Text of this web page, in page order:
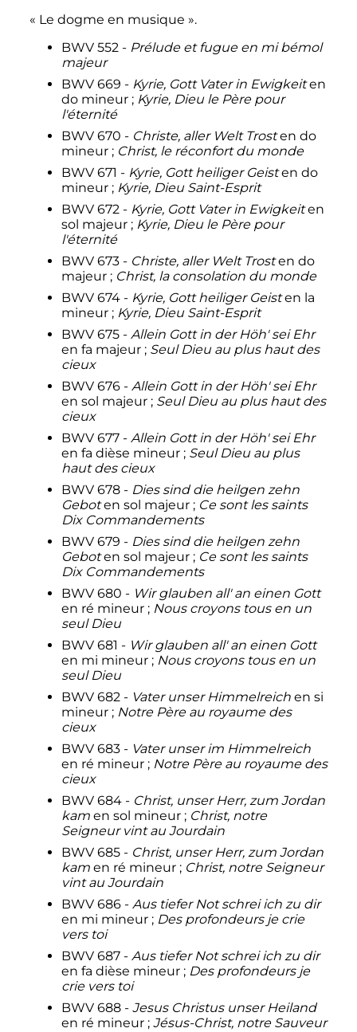
« Le dogme en musique ».
BWV 552 - Prélude et fugue en mi bémol
majeur
BWV 669 - Kyrie, Gott Vater in Ewigkeiten
do mineur ; Kyrie, Dieu le Père pour
l'éternité
BWV 670 - Christe, aller Welt Trosten do
mineur ; Christ, le réconfort du monde
BWV 671 - Kyrie, Gott heiliger Geisten do
mineur ; Kyrie, Dieu Saint-Esprit
BWV 672 - Kyrie, Gott Vater in Ewigkeiten
sol majeur ; Kyrie, Dieu le Père pour
l'éternité
BWV 673 - Christe, aller Welt Trosten do
majeur ; Christ, la consolation du monde
BWV 674 - Kyrie, Gott heiliger Geisten la
mineur ; Kyrie, Dieu Saint-Esprit
BWV 675 - Allein Gott in der Höh' sei Ehr
en fa majeur ; Seul Dieu au plus haut des
cieux
BWV 676 - Allein Gott in der Höh' sei Ehr
en sol majeur ; Seul Dieu au plus haut des
cieux
BWV 677 - Allein Gott in der Höh' sei Ehr
en fa dièse mineur ; Seul Dieu au plus
haut des cieux
BWV 678 - Dies sind die heilgen zehn
Geboten sol majeur ; Ce sont les saints
Dix Commandements
BWV 679 - Dies sind die heilgen zehn
Geboten sol majeur ; Ce sont les saints
Dix Commandements
BWV 680 - Wir glauben all' an einen Gott
en ré mineur ; Nous croyons tous en un
seul Dieu
BWV 681 - Wir glauben all' an einen Gott
en mi mineur ; Nous croyons tous en un
seul Dieu
BWV 682 - Vater unser Himmelreichen si
mineur ; Notre Père au royaume des
cieux
BWV 683 - Vater unser im Himmelreich
en ré mineur ; Notre Père au royaume des
cieux
BWV 684 - Christ, unser Herr, zum Jordan
kamen sol mineur ; Christ, notre
Seigneur vint au Jourdain
BWV 685 - Christ, unser Herr, zum Jordan
kamen ré mineur ; Christ, notre Seigneur
vint au Jourdain
BWV 686 - Aus tiefer Not schrei ich zu dir
en mi mineur ; Des profondeurs je crie
vers toi
BWV 687 - Aus tiefer Not schrei ich zu dir
en fa dièse mineur ; Des profondeurs je
crie vers toi
BWV 688 - Jesus Christus unser Heiland
en ré mineur ; Jésus-Christ, notre Sauveur